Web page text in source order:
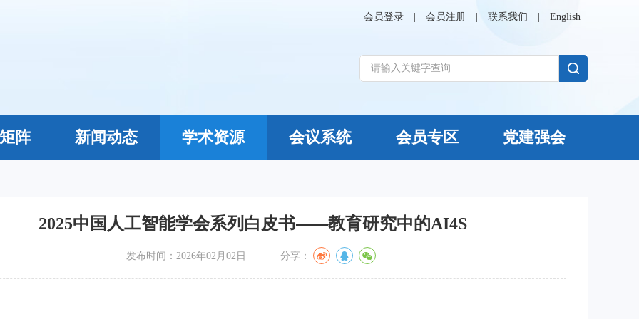
会员登录 会员注册 联系我们 English
阵 新闻动态 学术资源 会议系统 会员专区 党建强会
2025中国人工智能学会系列白皮书⸺教育研究中的AI4S
发布时间：2026年02月02日 分享：